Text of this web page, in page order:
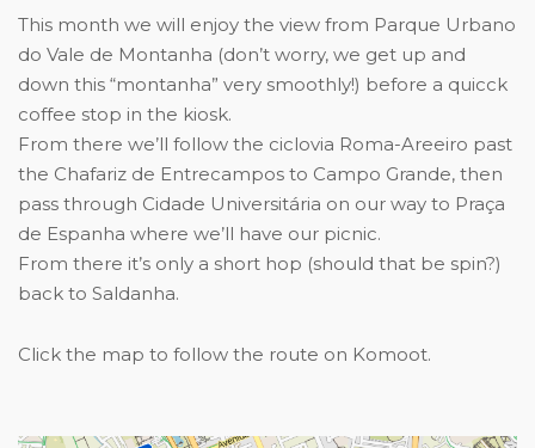
This month we will enjoy the view from Parque Urbano
do Vale de Montanha (don’t worry, we get up and
down this “montanha” very smoothly!) before a quicck
coffee stop in the kiosk.
From there we’ll follow the ciclovia Roma-Areeiro past
the Chafariz de Entrecampos to Campo Grande, then
pass through Cidade Universitária on our way to Praça
de Espanha where we’ll have our picnic.
From there it’s only a short hop (should that be spin?)
back to Saldanha.
Click the map to follow the route on Komoot.